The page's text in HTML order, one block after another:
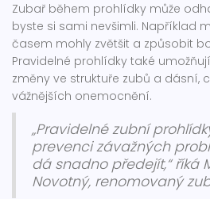
Zubař během prohlídky může
byste si sami nevšimli. Například
časem mohly zvětšit a způsobit
Pravidelné prohlídky také
změny ve struktuře zubů a dásní,
vážnějších onemocnění.
„Pravidelné zubní
prevenci závažných
dá snadno předejít,“ říká
Novotný, renomovaný